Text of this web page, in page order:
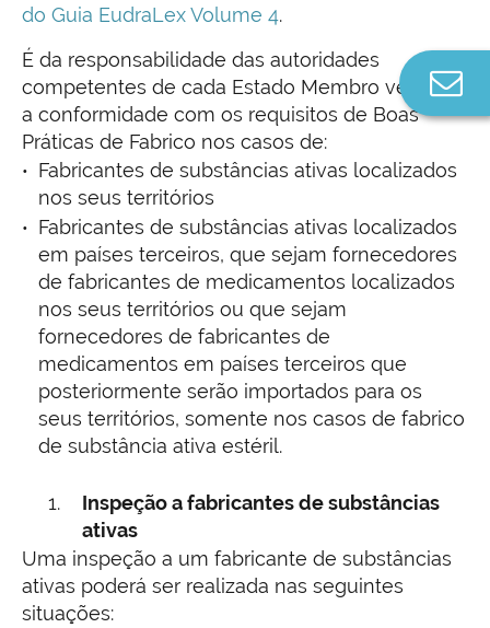
do Guia EudraLex Volume 4.
É da responsabilidade das autoridades
competentes de cada Estado Membro verificar
a conformidade com os requisitos de Boas
Práticas de Fabrico nos casos de:
Fabricantes de substâncias ativas localizados
nos seus territórios
Fabricantes de substâncias ativas localizados
em países terceiros, que sejam fornecedores
de fabricantes de medicamentos localizados
nos seus territórios ou que sejam
fornecedores de fabricantes de
medicamentos em países terceiros que
posteriormente serão importados para os
seus territórios, somente nos casos de fabrico
de substância ativa estéril.
Inspeção a fabricantes de substâncias
ativas
Uma inspeção a um fabricante de substâncias
ativas poderá ser realizada nas seguintes
situações: